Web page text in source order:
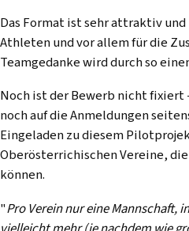
Das Format ist sehr attraktiv
Athleten und vor allem für die
Teamgedanke wird durch so
Noch ist der Bewerb nicht
noch auf die Anmeldungen
Eingeladen zu diesem
Oberösterrichischen Vereine,
können.
"Pro Verein nur eine Mannschaft,